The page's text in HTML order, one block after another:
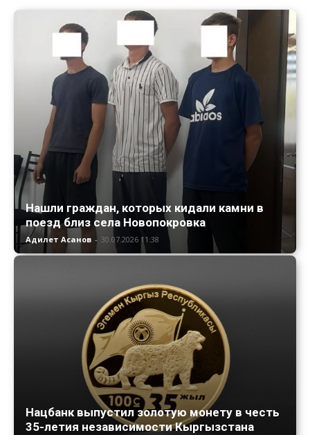
Нашли граждан, которых кидали камни в
поезд близ села Новопокровка
Адилет Асанов - 30.07.2026 11:38
Нацбанк выпустил золотую монету в честь
35-летия независимости Кыргызстана